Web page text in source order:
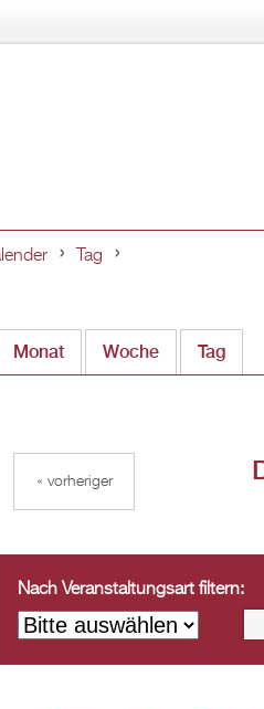
Tag
Monat Woche Tag
« vorheriger
Nach Veranstaltungsart filtern: